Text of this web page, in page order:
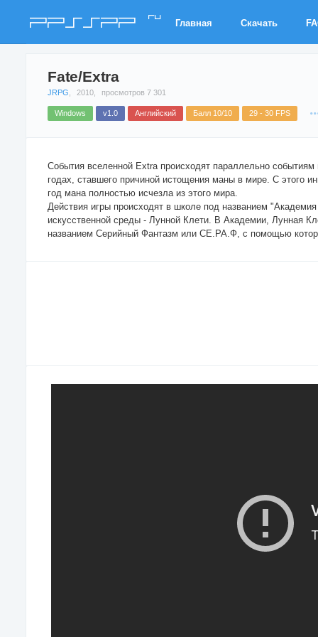
PPSSPP ru
Главная Скачать
Fate/Extra
JRPG 2010, просмотров 7 301
Windows v1.0 Английский Балл 10/10 29 - 30 FPS
События вселенной Extra происходят параллельно
годах, ставшего причиной истощения маны в мире. С этого
год мана полностью исчезла из этого мира.
Действия игры происходят в школе под названием
искусственной среды - Лунной Клети. В Академии, Лунная
названием Серийный Фантазм или СЕ.РА.Ф, с помощью